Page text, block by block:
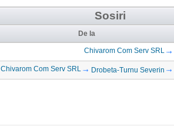
Sosiri
De la
Chivarom Com Serv SRL
Chivarom Com Serv SRL Drobeta-Turnu Severin